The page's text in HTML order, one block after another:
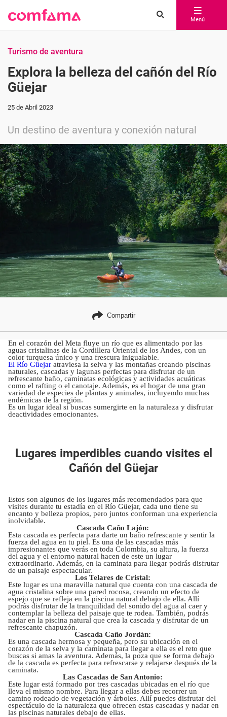
Menú
Turismo de aventura
Explora la belleza del cañón del Río
Güejar
25 de Abril 2023
Un destino de aventura y conexión natural
Compartir
En el corazón del Meta fluye un río que es alimentado por las
aguas cristalinas de la Cordillera Oriental de los Andes, con un
color turquesa único y una frescura inigualable.
El Río Güejar atraviesa la selva y las montañas creando piscinas
naturales, cascadas y lagunas perfectas para disfrutar de un
refrescante baño, caminatas ecológicas y actividades acuáticas
como el rafting o el canotaje. Además, es el hogar de una gran
variedad de especies de plantas y animales, incluyendo muchas
endémicas de la región.
Es un lugar ideal si buscas sumergirte en la naturaleza y disfrutar
deactividades emocionantes.
Lugares imperdibles cuando visites el
Cañón del Güejar
Estos son algunos de los lugares más recomendados para que
visites durante tu estadía en el Río Güejar, cada uno tiene su
encanto y belleza propios, pero juntos conforman una experiencia
inolvidable.
Cascada Caño Lajón:
Esta cascada es perfecta para darte un baño refrescante y sentir la
fuerza del agua en tu piel. Es una de las cascadas más
impresionantes que verás en toda Colombia, su altura, la fuerza
del agua y el entorno natural hacen de este un lugar
extraordinario. Además, en la caminata para llegar podrás disfrutar
de un paisaje espectacular.
Los Telares de Cristal:
Este lugar es una maravilla natural que cuenta con una cascada de
agua cristalina sobre una pared rocosa, creando un efecto de
espejo que se refleja en la piscina natural debajo de ella. Allí
podrás disfrutar de la tranquilidad del sonido del agua al caer y
contemplar la belleza del paisaje que te rodea. También, podrás
nadar en la piscina natural que crea la cascada y disfrutar de un
refrescante chapuzón.
Cascada Caño Jordán:
Es una cascada hermosa y pequeña, pero su ubicación en el
corazón de la selva y la caminata para llegar a ella es el reto que
buscas si amas la aventura. Además, la poza que se forma debajo
de la cascada es perfecta para refrescarse y relajarse después de la
caminata.
Las Cascadas de San Antonio:
Este lugar está formado por tres cascadas ubicadas en el río que
lleva el mismo nombre. Para llegar a ellas debes recorrer un
camino rodeado de vegetación y árboles. Allí puedes disfrutar del
espectáculo de la naturaleza que ofrecen estas cascadas y nadar en
las piscinas naturales debajo de ellas.